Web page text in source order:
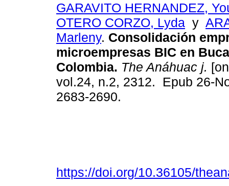
GARAVITO HERNANDEZ,
OTERO CORZO, Lyda y
Marleny. Consolidación
microempresas BIC en
Colombia. The Anáhuac j.
vol.24, n.2, 2312. Epub 26-
2683-2690.
https://doi.org/10.36105/